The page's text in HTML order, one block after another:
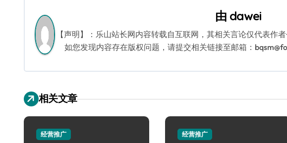
航
由 dawei
【声明】：乐山站长网内容转载自互联网，其相关言论仅代表作
如您发现内容存在版权问题，请提交相关链接至邮箱：
相关文章
经营推广 经营推广